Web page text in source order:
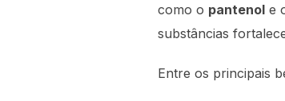
como o pantenol e
substâncias
Entre os principais